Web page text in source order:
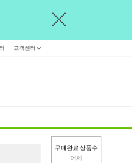
고객센터
구매완료 상품수
어제